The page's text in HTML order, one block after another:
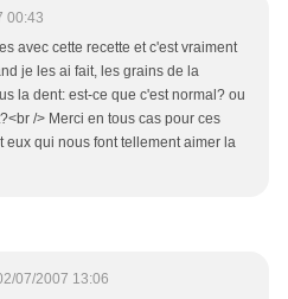
00:43
avec cette recette et c'est vraiment
je les ai fait, les grains de la
la dent: est-ce que c'est normal? ou
/> Merci en tous cas pour ces
eux qui nous font tellement aimer la
07/2007 13:06